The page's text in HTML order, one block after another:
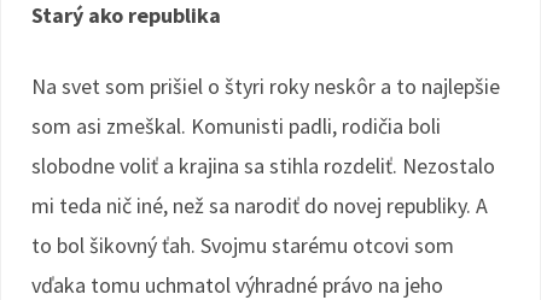
Starý ako republika
Na svet som prišiel o štyri roky neskôr a to najlepšie
som asi zmeškal. Komunisti padli, rodičia boli
slobodne voliť a krajina sa stihla rozdeliť. Nezostalo
mi teda nič iné, než sa narodiť do novej republiky. A
to bol šikovný ťah. Svojmu starému otcovi som
vďaka tomu uchmatol výhradné právo na jeho